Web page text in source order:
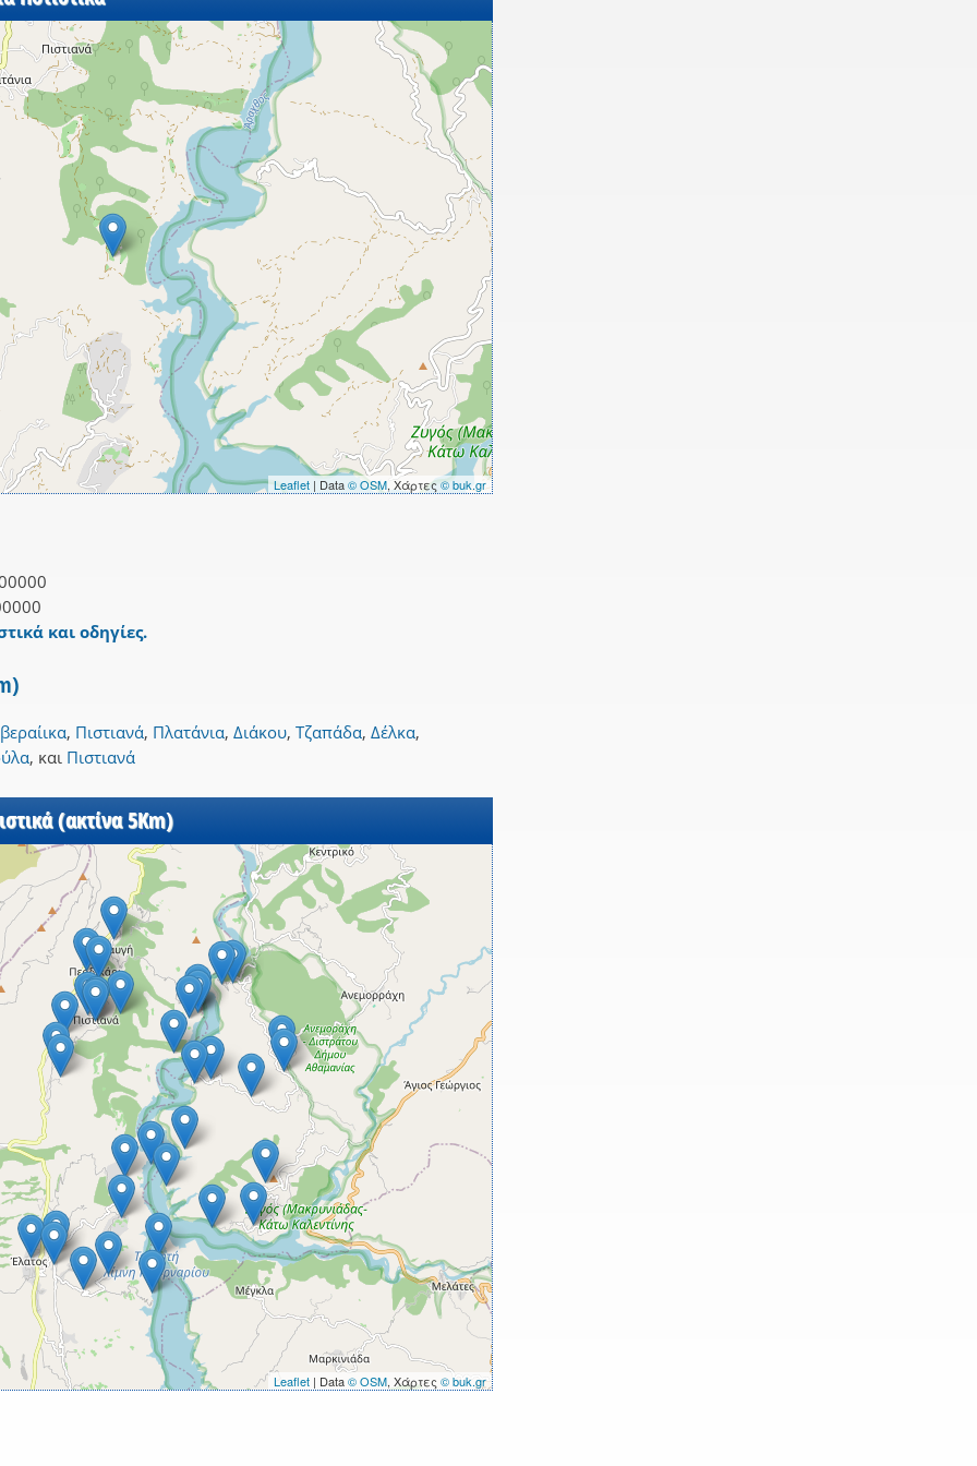
Leaflet| Data© OSM, Χάρτες © buk.gr
και οδηγίες.
, Πιστιανά, Πλατάνια, Διάκου, Τζαπάδα, Δέλκα,
, και Πιστιανά
(ακτίνα 5Km)
Leaflet| Data© OSM, Χάρτες © buk.gr